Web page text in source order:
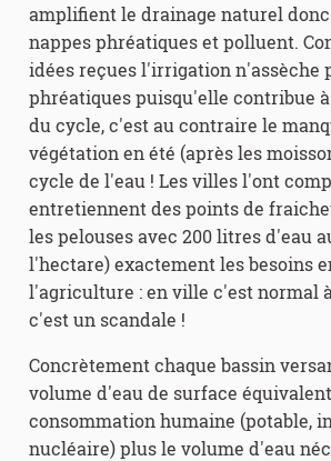
amplifient le drainage naturel
nappes phréatiques et polluent.
idées reçues l'irrigation n'assèche
phréatiques puisqu'elle contribue
du cycle, c'est au contraire le
végétation en été (après les
cycle de l'eau ! Les villes l'ont
entretiennent des points de
les pelouses avec 200 litres d'eau
l'hectare) exactement les besoins
l'agriculture : en ville c'est normal
c'est un scandale !
Concrètement chaque bassin
volume d'eau de surface
consommation humaine (potable,
nucléaire) plus le volume d'eau